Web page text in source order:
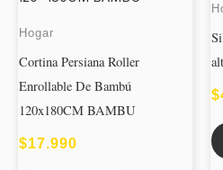
Hogar
Cortina Persiana Roller
Enrollable De Bambú
120x180CM BAMBU
$17.990
$